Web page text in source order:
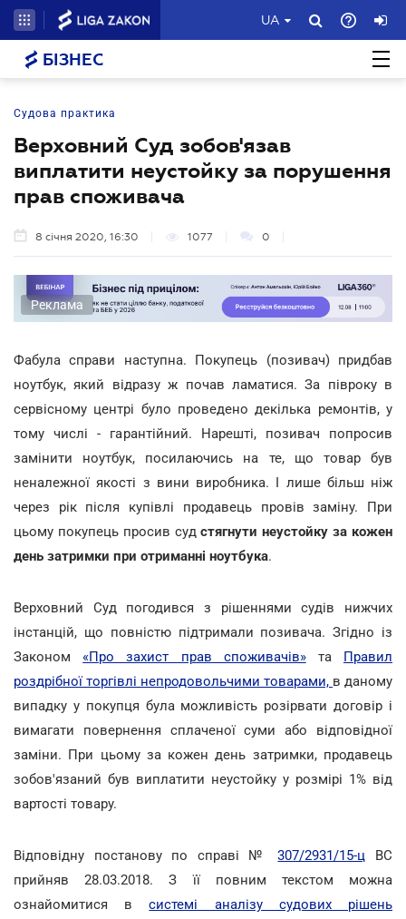
UA
БІЗНЕС
Судова практика
Верховний Суд зобов'язав
виплатити неустойку за порушення
прав споживача
8 січня 2020, 16:30 1077 0
Реклама
Фабула справи наступна. Покупець (позивач) придбав
ноутбук, який відразу ж почав ламатися. За півроку в
сервісному центрі було проведено декілька ремонтів, у
тому числі - гарантійний. Нарешті, позивач попросив
замінити ноутбук, посилаючись на те, що товар був
неналежної якості з вини виробника. І лише більш ніж
через рік після купівлі продавець провів заміну. При
цьому покупець просив судстягнути неустойку за кожен
день затримки при отриманні ноутбука.
Верховний Суд погодився з рішеннями судів нижчих
інстанцій, що повністю підтримали позивача. Згідно із
Законом «Про захист прав споживачів»та Правил
роздрібної торгівлі непродовольчими товарами, в даному
випадку у покупця була можливість розірвати договір і
вимагати повернення сплаченої суми або відповідної
заміни. При цьому за кожен день затримки, продавець
зобов'язаний був виплатити неустойку у розмірі 1% від
вартості товару.
Відповідну постанову по справі №307/2931/15-ц ВС
прийняв 28.03.2018. З її повним текстом можна
ознайомитися всистемі аналізу судових рішень